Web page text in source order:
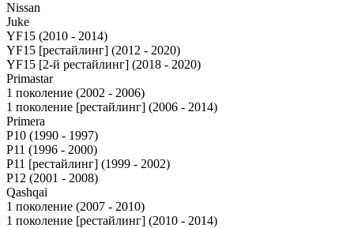
Nissan
Juke
YF15 (2010 - 2014)
YF15 [рестайлинг] (2012 - 2020)
YF15 [2-й рестайлинг] (2018 - 2020)
Primastar
1 поколение (2002 - 2006)
1 поколение [рестайлинг] (2006 - 2014)
Primera
P10 (1990 - 1997)
P11 (1996 - 2000)
P11 [рестайлинг] (1999 - 2002)
P12 (2001 - 2008)
Qashqai
1 поколение (2007 - 2010)
1 поколение [рестайлинг] (2010 - 2014)